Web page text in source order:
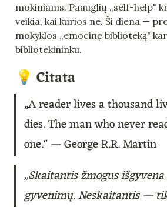
mokiniams. Paauglių „self-help"
veikia, kai kurios ne. Ši diena —
mokyklos „emocinę biblioteką"
bibliotekininku.
💡 Citata
„A reader lives a thousand
dies. The man who never
one." — George R.R. Martin
„Skaitantis žmogus
gyvenimų. Neskaitantis —